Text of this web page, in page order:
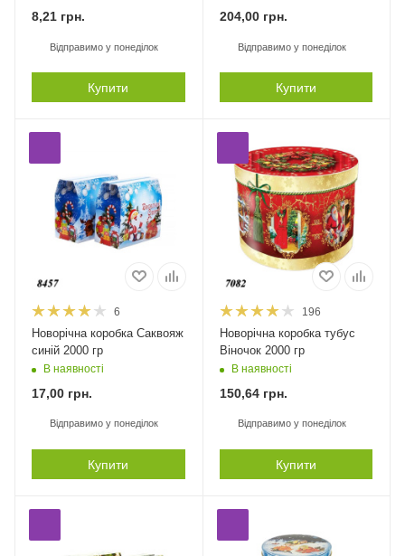
8,21 грн.
Відправимо у понеділок
Купити
204,00грн.
Відправимо у понеділок
Купити
6
Новорічна коробка Саквояж
синій 2000 гр
В наявності
17,00 грн.
Відправимо у понеділок
Купити
196
Новорічна коробка тубус
Віночок 2000 гр
В наявності
150,64грн.
Відправимо у понеділок
Купити